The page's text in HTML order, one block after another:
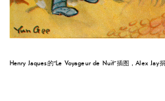
Henry Jaques的“Le Voyageur de Nuit”插图，Alex Jay